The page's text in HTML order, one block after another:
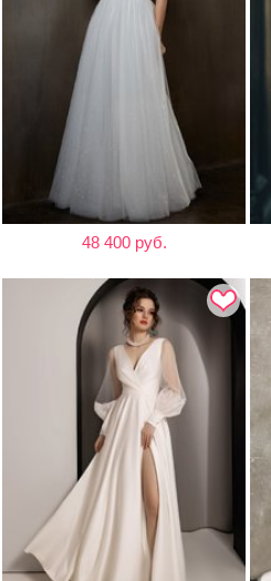
48 400 руб.